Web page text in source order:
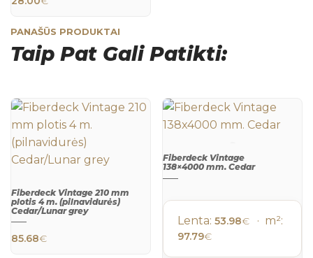
PANAŠŪS PRODUKTAI
Taip Pat Gali Patikti:
Fiberdeck Vintage 210 mm
plotis 4 m. (pilnavidurės)
Cedar/Lunar grey
85.68€
Fiberdeck Vintage
138×4000 mm. Cedar
Lenta:53.98€ · m²:
97.79€